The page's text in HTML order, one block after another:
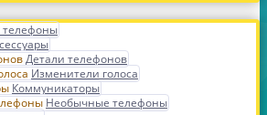
телефоны
Детали телефонов
Изменители голоса
Коммуникаторы
Необычные телефоны